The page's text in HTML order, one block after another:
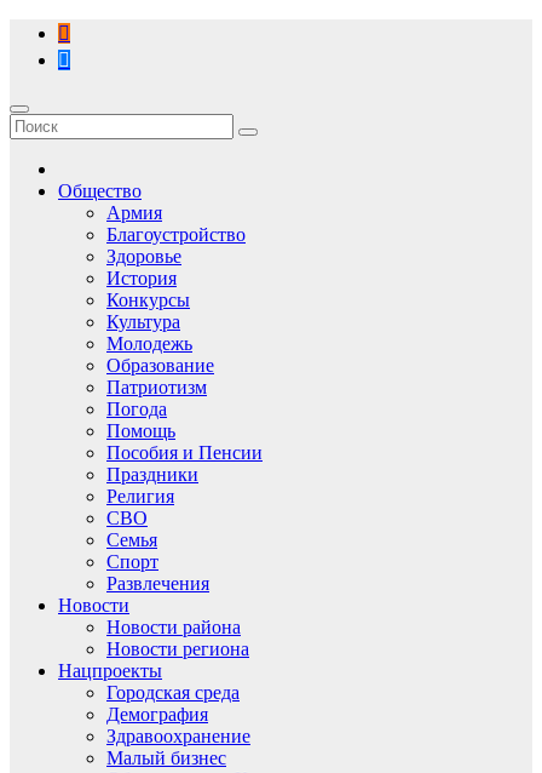
Перейти
содержимому
Общество
Армия
Благоустройство
Здоровье
История
Конкурсы
Культура
Молодежь
Образование
Патриотизм
Погода
Помощь
Пособия и Пенсии
Праздники
Религия
СВО
Семья
Спорт
Развлечения
Новости
Новости района
Новости региона
Нацпроекты
Городская среда
Демография
Здравоохранение
Малый бизнес